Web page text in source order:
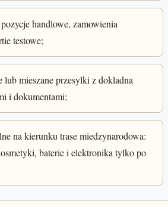
handlowe, zamowienia
testowe;
lub mieszane przesylki z dokladna
i dokumentami;
na kierunku trase miedzynarodowa:
baterie i elektronika tylko po